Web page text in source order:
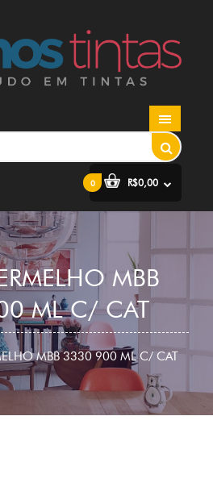
0 R$0,00
MBB
ML C/ CAT
MBB 3330 900 ML C/ CAT